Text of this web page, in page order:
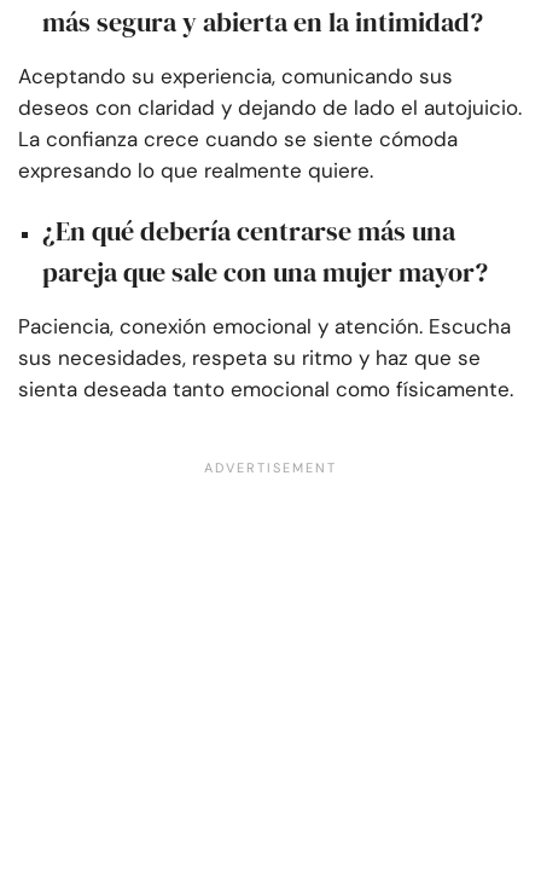
más segura y abierta en la intimidad?
Aceptando su experiencia, comunicando sus
deseos con claridad y dejando de lado el autojuicio.
La confianza crece cuando se siente cómoda
expresando lo que realmente quiere.
¿En qué debería centrarse más una
pareja que sale con una mujer mayor?
Paciencia, conexión emocional y atención. Escucha
sus necesidades, respeta su ritmo y haz que se
sienta deseada tanto emocional como físicamente.